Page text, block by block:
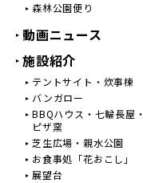
森林公園便り
動画ニュース
施設紹介
テントサイト・炊事棟
バンガロー
BBQハウス・七輪長屋・
ピザ窯
芝生広場・親水公園
お食事処「花おこし」
展望台